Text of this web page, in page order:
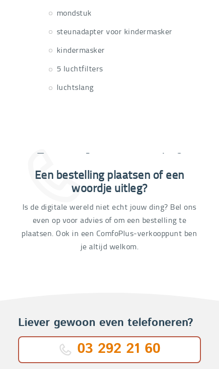
mondstuk
steunadapter voor kindermasker
kindermasker
5 luchtfilters
luchtslang
03 292 21 60
Een bestelling plaatsen of een
woordje uitleg?
Is de digitale wereld niet echt jouw ding? Bel ons
even op voor advies of om een bestelling te
plaatsen. Ook in een ComfoPlus-verkooppunt ben
je altijd welkom.
Liever gewoon even telefoneren?
03 292 21 60